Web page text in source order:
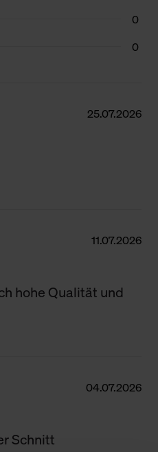
0
0
25.07.2026
11.07.2026
hohe Qualität und
04.07.2026
Schnitt